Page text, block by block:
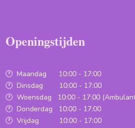
Openingstijden
🕐 Maandag 10:00 - 17:00
🕐 Dinsdag 10:00 - 17:00
🕐 Woensdag 10:00 - 17:00
🕐 Donderdag 10:00 - 17:00
🕐 Vrijdag 10:00 - 17:00